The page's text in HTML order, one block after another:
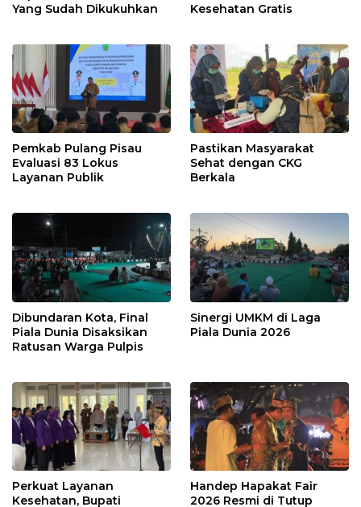
Yang Sudah Dikukuhkan
Kesehatan Gratis
Pemkab Pulang Pisau
Evaluasi 83 Lokus
Layanan Publik
Pastikan Masyarakat
Sehat dengan CKG
Berkala
Dibundaran Kota, Final
Piala Dunia Disaksikan
Ratusan Warga Pulpis
Sinergi UMKM di Laga
Piala Dunia 2026
Perkuat Layanan
Kesehatan, Bupati
Handep Hapakat Fair
2026 Resmi di Tutup